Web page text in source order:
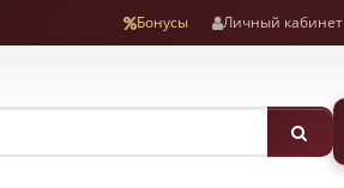
Бонусы Личный кабинет